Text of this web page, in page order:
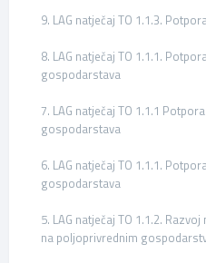
9. LAG natječaj TO 1.1.3.
8. LAG natječaj TO 1.1.1.
gospodarstava
7. LAG natječaj TO 1.1.1
gospodarstava
6. LAG natječaj TO 1.1.1.
gospodarstava
5. LAG natječaj TO 1.1.2.
na poljoprivrednim